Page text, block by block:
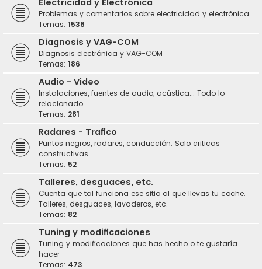
Problemas y comentarios sobre electricidad y electrónica
Temas: 1538
Diagnosis y VAG-COM
Diagnosis electrónica y VAG-COM
Temas: 186
Audio - Video
Instalaciones, fuentes de audio, acústica... Todo lo
relacionado
Temas: 281
Radares - Trafico
Puntos negros, radares, conducción. Solo criticas
constructivas
Temas: 52
Talleres, desguaces, etc.
Cuenta que tal funciona ese sitio al que llevas tu coche.
Talleres, desguaces, lavaderos, etc.
Temas: 82
Tuning y modificaciones
Tuning y modificaciones que has hecho o te gustaría
hacer
Temas: 473